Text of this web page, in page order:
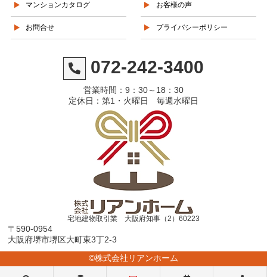
マンションカタログ お客様の声
お問合せ プライバシーポリシー
072-242-3400
営業時間：9：30～18：30
定休日：第1・火曜日 毎週水曜日
宅地建物取引業 大阪府知事（2）60223
〒590-0954
大阪府堺市堺区大町東3丁2-3
©株式会社リアンホーム